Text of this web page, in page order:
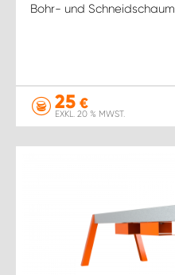
Bohr- und Schneidschaum
25 €
EXKL. 20 % MWST.